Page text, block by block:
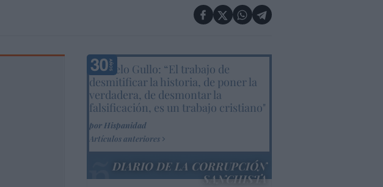
Marcelo Gullo: “El trabajo de
desmitificar la historia, de poner la
verdadera, de desmontar la
falsificación, es un trabajo cristiano"
por Hispanidad
Artículos anteriores
DIARIO DE LA CORRUPCIÓN
SANCHISTA